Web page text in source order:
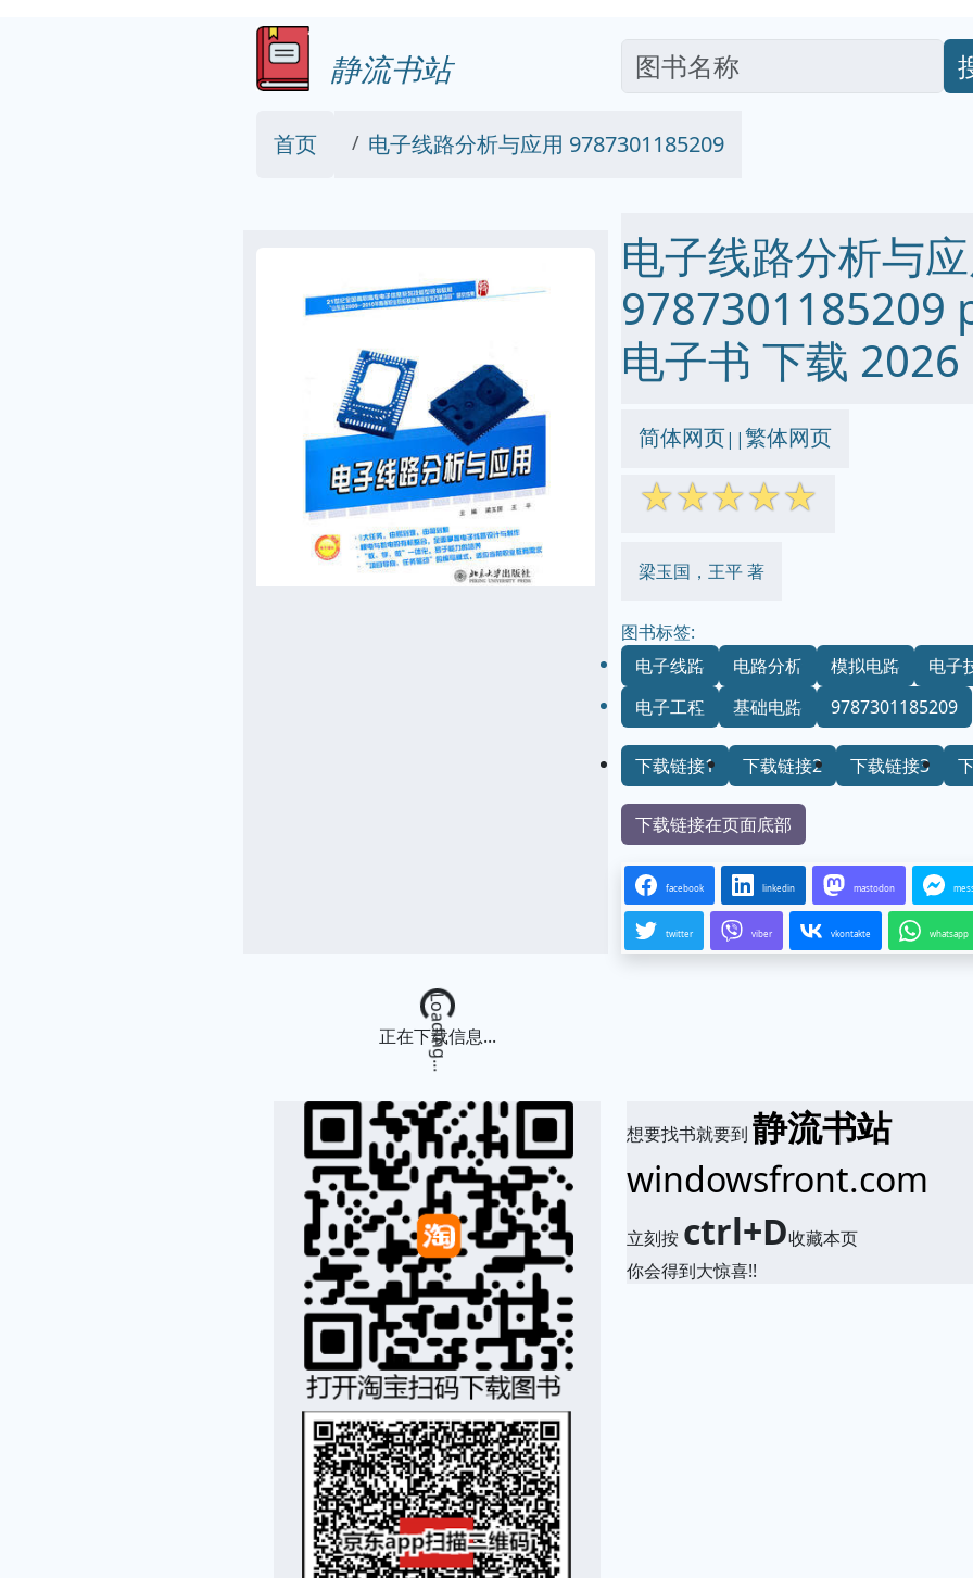
静流书站
首页 电子线路分析与应用 9787301185209
电子线路分析与
电子书 下载 2026
简体网页||繁体网页
☆☆☆☆☆
梁玉国，王平 著
图书标签:
电子线路
电路分析 模拟电路
电子
电子工程
基础电路 9787301185209
下载链接1 下载链接2 下载链接3
下载链接在页面底部
facebook linkedin mastodon
twitter viber vkontakte whatsapp
Loading...
正在下载信息...
想要找书就要到静流书站
windowsfront.com
立刻按 ctrl+D收藏本页
你会得到大惊喜!!